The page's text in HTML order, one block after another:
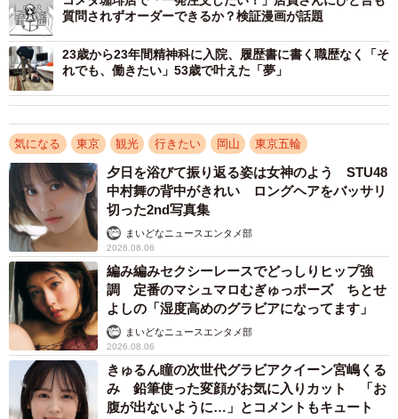
ロマンを感じさせる店内
そんな中、新たな農業技術を使い、国内で、しかも大都
見ているのが「但馬屋珈琲店」だ。開業は東京オリンピッ
クが開催された1964年。新宿西口「思い出横丁」に純喫茶
を構えた。以来57年、いまでは新宿に4店舗、吉祥寺に1店
舗の喫茶店を展開している老舗中の老舗である。
そんな「但馬屋珈琲店」が、この12日から新メニューに
追加するのが「凍結解凍覚醒法」によって栽培された豆を
使ったコーヒーだ。「凍結解凍覚醒法」とは種子をマイナ
ス60度まで徐々に冷却し、氷河期の凍結・解凍現象を人工
的に再現することにより、植物が本来持つ速い成長速度と
耐寒性を引き出す農業技術とのこと。この技術により、バ
ナナなどの多くの熱帯地域の作物が温帯地域でも栽培可能
質問されずオーダーできるか？検証漫画が話題
23歳から23年間精神科に入院、履歴書に書く職歴なく「そ
れでも、働きたい」53歳で叶えた「夢」
気になる 東京 観光 行きたい 岡山 東京五輪
夕日を浴びて振り返る姿は女神のよう STU48
中村舞の背中がきれい ロングヘアをバッサリ
切った2nd写真集
まいどなニュースエンタメ部
2026.08.06
編み編みセクシーレースでどっしりヒップ強
調 定番のマシュマロむぎゅっポーズ ちとせ
よしの「湿度高めのグラビアになってます」
まいどなニュースエンタメ部
2026.08.06
きゅるん瞳の次世代グラビアクイーン宮嶋くる
み 鉛筆使った変顔がお気に入りカット 「お
腹が出ないように…」とコメントもキュート